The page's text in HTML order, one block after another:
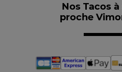
Nos Tacos
proche